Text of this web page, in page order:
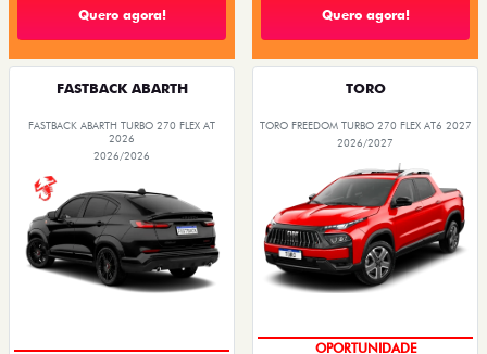
Quero agora! Quero agora!
FASTBACK ABARTH
FASTBACK ABARTH TURBO 270 FLEX AT
2026
2026/2026
TORO
TORO FREEDOM TURBO 270 FLEX AT6 2027
2026/2027